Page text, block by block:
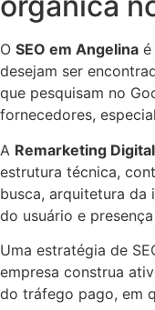
O SEO em Angelina é
desejam ser
que pesquisam no
fornecedores,
A Remarketing Digital
estrutura técnica,
busca, arquitetura da
do usuário e
Uma estratégia de
empresa construa
do tráfego pago, em